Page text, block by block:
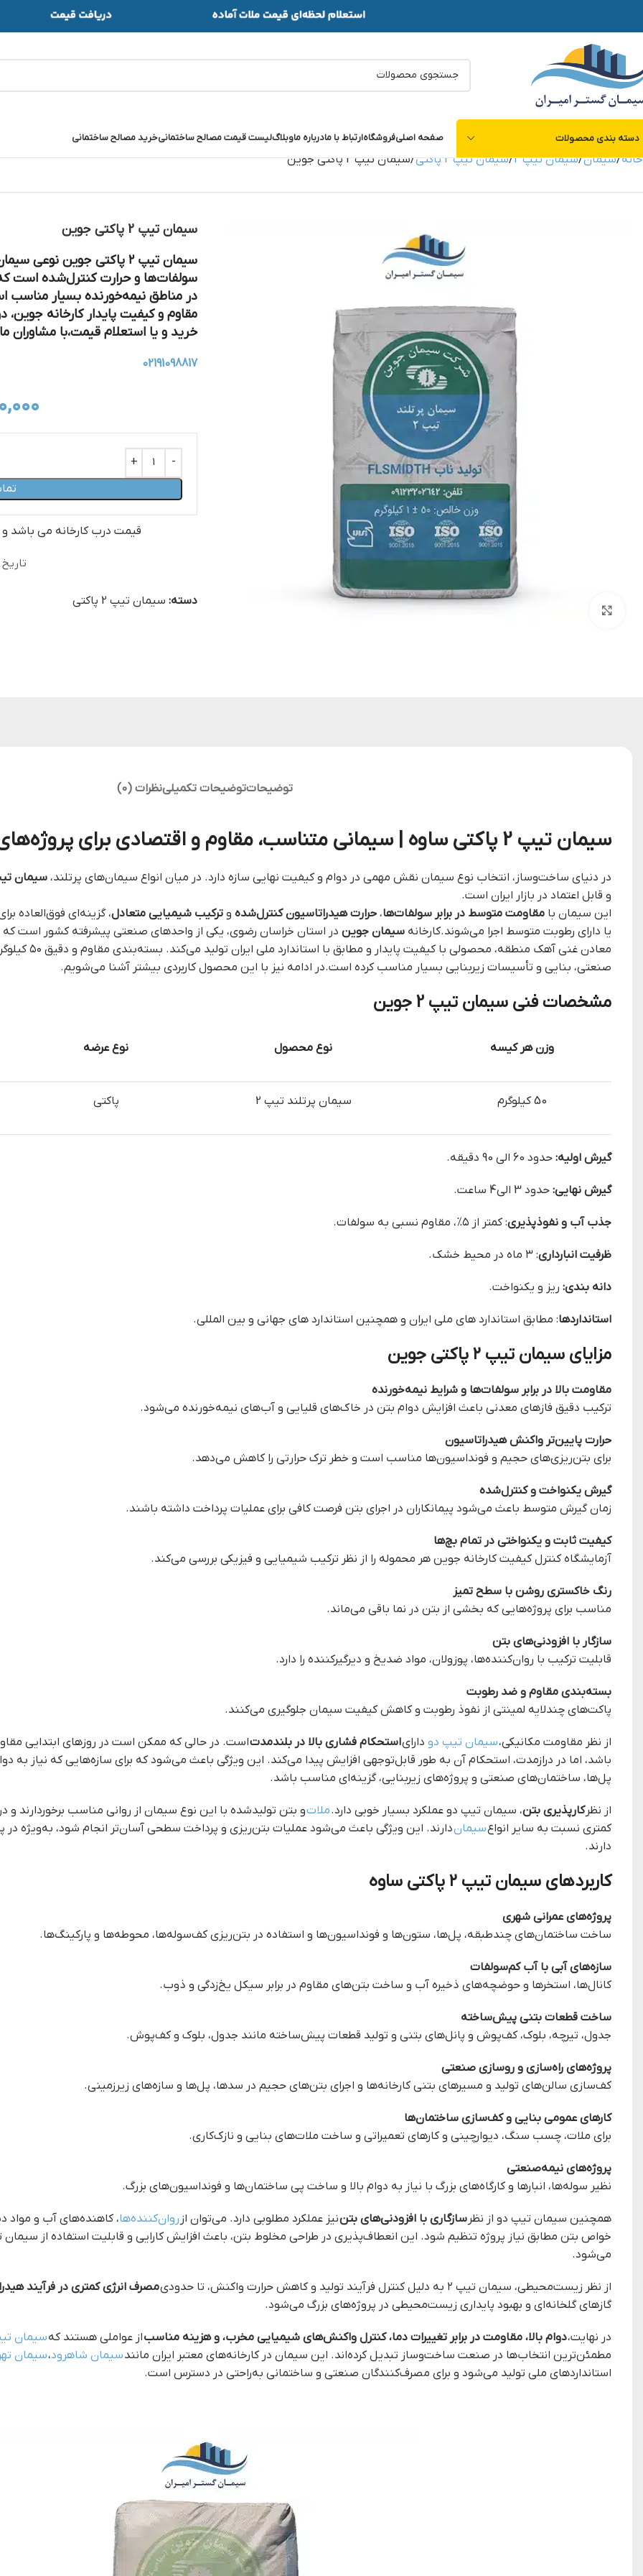
دسته بندی محصولات صفحه اصلیفروشگاهارتباط با مادرباره ماوبلاگلیست قیمت مصالح ساختمانیخرید مصالح ساختمانی
خانه سیمان سیمان تیپ 2 سیمان تیپ 2 پاکتی سیمان تیپ 2 پاکتی جوین
سیمان تیپ 2 پاکتی جوین
سیمان تیپ ۲ پاکتی جوین
نوعی
سولفات‌ها و حرارت کنترل‌شده است
در مناطق نیمه‌خورنده بسیار
مقاوم و کیفیت پایدار کارخانه جوین،
خرید و یا استعلام قیمت،با مشاوران
02191098817
قیمت درب کارخانه می‏ باشد
دسته: سیمان تیپ 2 پاکتی
توضیحاتتوضیحات تکمیلینظرات (0)
سیمان تیپ 2 پاکتی ساوه | سیمانی متناسب، مقاوم و اقتصادی برای پروژه‌های شهری و صنعتی
در دنیای ساخت‌وساز، انتخاب نوع سیمان نقش مهمی در دوام و کیفیت نهایی سازه دارد. در میان انواع سیمان‌های پرتلند،سیمان تیپ ۲ پاکتی
و قابل اعتماد در بازار ایران است.
این سیمان با مقاومت متوسط در برابر سولفات‌ها،حرارت هیدراتاسیون کنترل‌شده و ترکیب شیمیایی متعادل، گزینه‌ای فوق‌العاده
یا دارای رطوبت متوسط اجرا می‌شوند.کارخانه سیمان جوین در استان خراسان رضوی، یکی از واحدهای صنعتی پیشرفته کشور است که
معادن غنی آهک
صنعتی، بنایی و تأسیسات زیربنایی بسیار مناسب کرده است.در ادامه نیز با این محصول کاربردی بیشتر آشنا می‌شویم.
مشخصات فنی سیمان تیپ 2 جوین
وزن هر کیسه نوع محصول نوع عرضه
50 کیلوگرم سیمان پرتلند تیپ 2 پاکتی
گیرش اولیه: حدود 60 الی 90 دقیقه.
گیرش نهایی: حدود 3 الی4 ساعت.
جذب آب و نفوذپذیری: کمتر از ۵%، مقاوم نسبی به سولفات.
ظرفیت انبارداری: ۳ ماه در محیط خشک.
دانه بندی: ریز و یکنواخت.
استانداردها: مطابق استاندارد های ملی ایران و همچنین استاندارد های جهانی و بین المللی.
مزایای سیمان تیپ ۲ پاکتی جوین
مقاومت بالا در برابر سولفات‌ها و شرایط نیمه‌خورنده
ترکیب دقیق فازهای معدنی باعث افزایش دوام بتن در خاک‌های قلیایی و آب‌های نیمه‌خورنده می‌شود.
حرارت پایین‌تر واکنش هیدراتاسیون
برای بتن‌ریزی‌های حجیم و فونداسیون‌ها مناسب است و خطر ترک حرارتی را کاهش می‌دهد.
گیرش یکنواخت و کنترل‌شده
زمان گیرش متوسط باعث می‌شود پیمانکاران در اجرای بتن فرصت کافی برای عملیات پرداخت داشته باشند.
کیفیت ثابت و یکنواختی در تمام بچ‌ها
آزمایشگاه کنترل کیفیت کارخانه جوین هر محموله را از نظر ترکیب شیمیایی و فیزیکی بررسی می‌کند.
رنگ خاکستری روشن با سطح تمیز
مناسب برای پروژه‌هایی که بخشی از بتن در نما باقی می‌ماند.
سازگار با افزودنی‌های بتن
قابلیت ترکیب با روان‌کننده‌ها، پوزولان، مواد ضدیخ و دیرگیرکننده را دارد.
بسته‌بندی مقاوم و ضد رطوبت
پاکت‌های چندلایه لمینتی از نفوذ رطوبت و کاهش کیفیت سیمان جلوگیری می‌کنند.
از نظر مقاومت مکانیکی،سیمان تیپ دو دارایاستحکام فشاری بالا در بلندمدت
باشد، اما در درازمدت، استحکام آن به طور قابل‌توجهی افزایش پیدا می‌کند. این ویژگی باعث می‌شود که برای سازه‌هایی که نیاز به
پل‌ها، ساختمان‌های صنعتی و پروژه‌های زیربنایی، گزینه‌ای مناسب باشد.
از نظرکارپذیری بتن، سیمان تیپ دو عملکرد بسیار خوبی دارد.ملاتو بتن تولیدشده با این نوع سیمان از روانی مناسب برخوردارند
کمتری نسبت به سایر انواعسیماندارند. این ویژگی باعث می‌شود عملیات بتن‌ریزی و پرداخت سطحی آسان‌تر انجام شود، به‌ویژه در
دارند.
کاربردهای سیمان تیپ ۲ پاکتی ساوه
پروژه‌های عمرانی شهری
ساخت ساختمان‌های چندطبقه، پل‌ها، ستون‌ها و فونداسیون‌ها و استفاده در بتن‌ریزی کف‌سوله‌ها، محوطه‌ها و پارکینگ‌ها.
سازه‌های آبی با آب کم‌سولفات
کانال‌ها، استخرها و حوضچه‌های ذخیره آب و ساخت بتن‌های مقاوم در برابر سیکل یخ‌زدگی و ذوب.
ساخت قطعات بتنی پیش‌ساخته
جدول، تیرچه، بلوک، کف‌پوش و پانل‌های بتنی و تولید قطعات پیش‌ساخته مانند جدول، بلوک و کف‌پوش.
پروژه‌های راه‌سازی و روسازی صنعتی
کف‌سازی سالن‌های تولید و مسیرهای بتنی کارخانه‌ها و اجرای بتن‌های حجیم در سدها، پل‌ها و سازه‌های زیرزمینی.
کارهای عمومی بنایی و کف‌سازی ساختمان‌ها
برای ملات، چسب سنگ، دیوارچینی و کارهای تعمیراتی و ساخت ملات‌های بنایی و نازک‌کاری.
پروژه‌های نیمه‌صنعتی
نظیر سوله‌ها، انبارها و کارگاه‌های بزرگ با نیاز به دوام بالا و ساخت پی ساختمان‌ها و فونداسیون‌های بزرگ.
همچنین سیمان تیپ دو از نظر سازگاری با افزودنی‌های بتننیز عملکرد مطلوبی دارد. می‌توان از روان‌کننده‌ها، کاهنده‌های آب و مواد
خواص بتن مطابق نیاز پروژه تنظیم شود. این انعطاف‌پذیری در طراحی مخلوط بتن، باعث افزایش کارایی و قابلیت استفاده از
می‌شود.
از نظر زیست‌محیطی، سیمان تیپ ۲ به دلیل کنترل فرآیند تولید و کاهش حرارت واکنش، تا حدودی مصرف انرژی کمتری در فرآیند
گازهای گلخانه‌ای و بهبود پایداری زیست‌محیطی در پروژه‌های بزرگ می‌شود.
در نهایت،دوام بالا، مقاومت در برابر تغییرات دما، کنترل واکنش‌های شیمیایی مخرب، و هزینه مناسباز عواملی هستند کهسیمان
مطمئن‌ترین انتخاب‌ها در صنعت ساخت‌وساز تبدیل کرده‌اند. این سیمان در کارخانه‌های معتبر ایران مانندسیمان شاهرود،سیمان
استانداردهای ملی تولید می‌شود و برای مصرف‌کنندگان صنعتی و ساختمانی به‌راحتی در دسترس است.